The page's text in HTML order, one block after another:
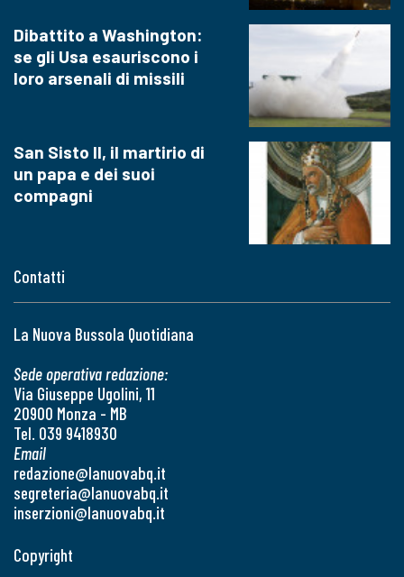
Contatti
La Nuova Bussola Quotidiana
Sede operativa redazione:
Via Giuseppe Ugolini, 11
20900 Monza - MB
Tel. 039 9418930
Email
redazione@lanuovabq.it
segreteria@lanuovabq.it
inserzioni@lanuovabq.it
Dibattito a Washington:
se gli Usa esauriscono i
loro arsenali di missili
San Sisto II, il martirio di
un papa e dei suoi
compagni
Copyright